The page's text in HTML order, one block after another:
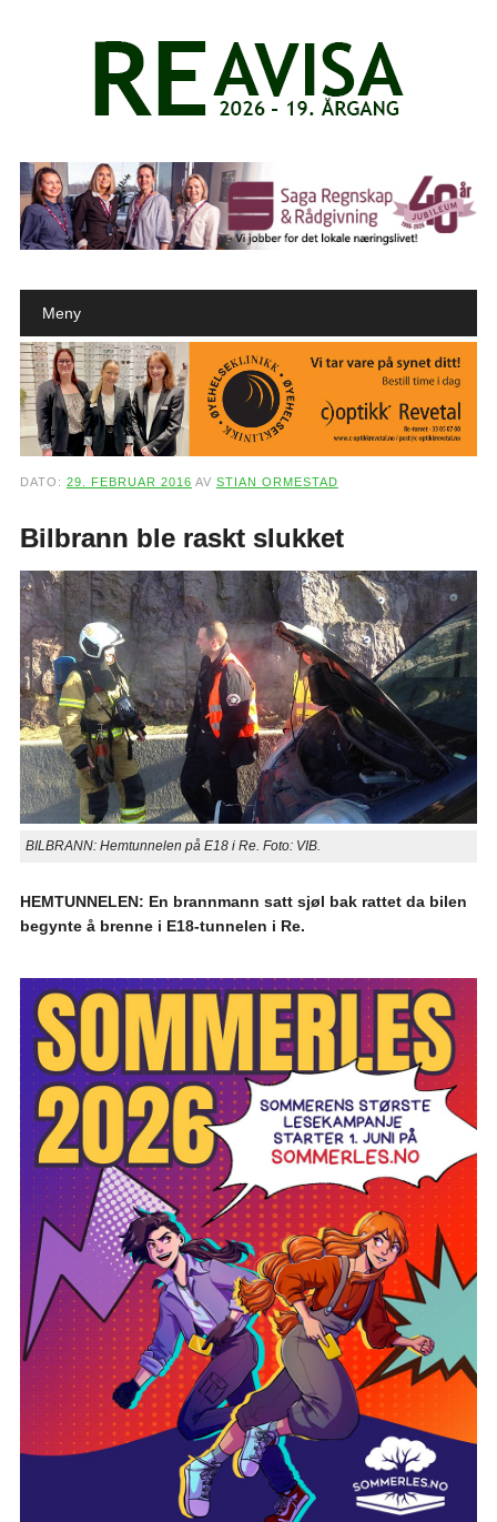
Main menu
Meny
DATO: 29. FEBRUAR 2016 AV STIAN ORMESTAD
Bilbrann ble raskt slukket
BILBRANN: Hemtunnelen på E18 i Re. Foto: VIB.
HEMTUNNELEN: En brannmann satt sjøl bak rattet da bilen
begynte å brenne i E18-tunnelen i Re.